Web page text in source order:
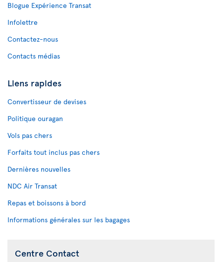
Blogue Expérience Transat
Infolettre
Contactez-nous
Contacts médias
Liens rapides
Convertisseur de devises
Politique ouragan
Vols pas chers
Forfaits tout inclus pas chers
Dernières nouvelles
NDC Air Transat
Repas et boissons à bord
Informations générales sur les bagages
Centre Contact